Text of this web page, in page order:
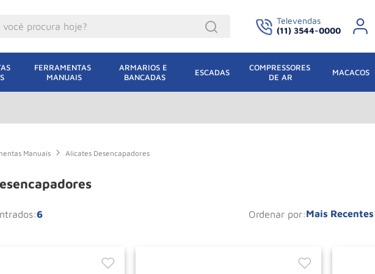
Televendas
(11) 3544-0000
FERRAMENTAS
MANUAIS
ARMARIOS E
BANCADAS
ESCADAS
COMPRESSORES
DE AR
MACACOS
Manuais Alicates Desencapadores
6 ordenar por Mais Recentes
Jacare